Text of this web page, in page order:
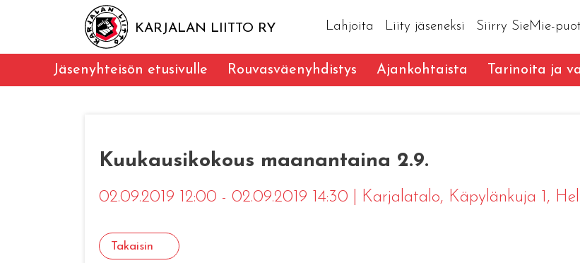
KARJALAN LIITTO RY Lahjoita Liity jäseneksi Siirry SieMie-
Jäsenyhteisön etusivulle Rouvasväenyhdistys Ajankohtaista Tarinoita ja
Kuukausikokous maanantaina 2.9.
02.09.2019 12:00 - 02.09.2019 14:30 Karjalatalo, Käpylänkuja 1,
Takaisin